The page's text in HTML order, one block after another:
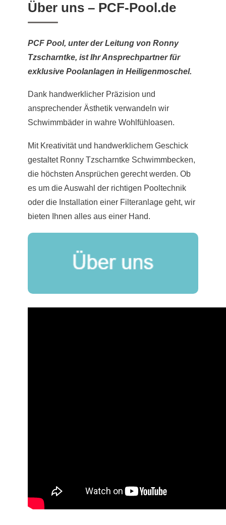
Über uns – PCF-Pool.de
PCF Pool, unter der Leitung von Ronny
Tzscharntke, ist Ihr Ansprechpartner für
exklusive Poolanlagen in Heiligenmoschel.
Dank handwerklicher Präzision und
ansprechender Ästhetik verwandeln wir
Schwimmbäder in wahre Wohlfühloasen.
Mit Kreativität und handwerklichem Geschick
gestaltet Ronny Tzscharntke Schwimmbecken,
die höchsten Ansprüchen gerecht werden. Ob
es um die Auswahl der richtigen Pooltechnik
oder die Installation einer Filteranlage geht, wir
bieten Ihnen alles aus einer Hand.